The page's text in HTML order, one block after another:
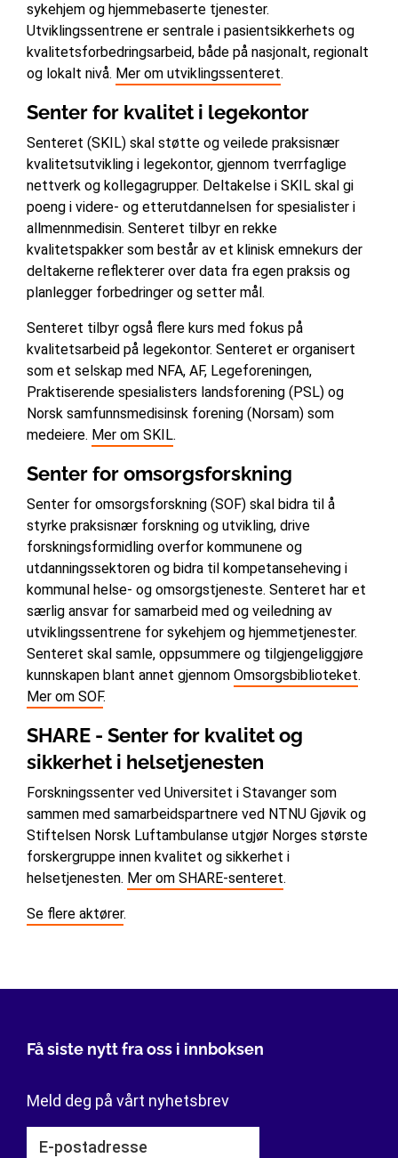
sykehjem og hjemmebaserte tjenester.
Utviklingssentrene er sentrale i pasientsikkerhets og
kvalitetsforbedringsarbeid, både på nasjonalt, regionalt
og lokalt nivå. Mer om utviklingssenteret.
Senter for kvalitet i legekontor
Senteret (SKIL) skal støtte og veilede praksisnær
kvalitetsutvikling i legekontor, gjennom tverrfaglige
nettverk og kollegagrupper. Deltakelse i SKIL skal gi
poeng i videre- og etterutdannelsen for spesialister i
allmennmedisin. Senteret tilbyr en rekke
kvalitetspakker som består av et klinisk emnekurs der
deltakerne reflekterer over data fra egen praksis og
planlegger forbedringer og setter mål.
Senteret tilbyr også flere kurs med fokus på
kvalitetsarbeid på legekontor. Senteret er organisert
som et selskap med NFA, AF, Legeforeningen,
Praktiserende spesialisters landsforening (PSL) og
Norsk samfunnsmedisinsk forening (Norsam) som
medeiere. Mer om SKIL.
Senter for omsorgsforskning
Senter for omsorgsforskning (SOF) skal bidra til å
styrke praksisnær forskning og utvikling, drive
forskningsformidling overfor kommunene og
utdanningssektoren og bidra til kompetanseheving i
kommunal helse- og omsorgstjeneste. Senteret har et
særlig ansvar for samarbeid med og veiledning av
utviklingssentrene for sykehjem og hjemmetjenester.
Senteret skal samle, oppsummere og tilgjengeliggjøre
kunnskapen blant annet gjennom Omsorgsbiblioteket.
Mer om SOF.
SHARE - Senter for kvalitet og
sikkerhet i helsetjenesten
Forskningssenter ved Universitet i Stavanger som
sammen med samarbeidspartnere ved NTNU Gjøvik og
Stiftelsen Norsk Luftambulanse utgjør Norges største
forskergruppe innen kvalitet og sikkerhet i
helsetjenesten. Mer om SHARE-senteret.
Se flere aktører.
Få siste nytt fra oss i innboksen
Meld deg på vårt nyhetsbrev